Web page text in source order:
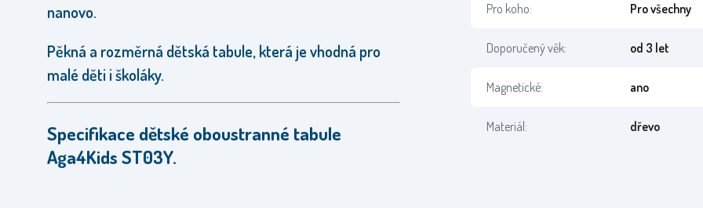
nanovo.
Pěkná a rozměrná dětská tabule, která je vhodná pro
malé děti i školáky.
Specifikace dětské oboustranné tabule
Aga4Kids ST03Y.
Pro koho: Pro všechny
Doporučený věk: od 3 let
Magnetické: ano
Materiál: dřevo